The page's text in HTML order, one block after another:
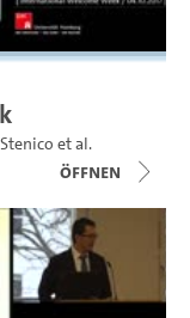
et al.
Öffnen